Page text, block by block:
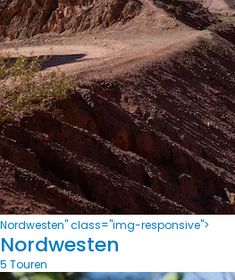
Nordwesten" class="img-responsive">
Nordwesten
5 Touren